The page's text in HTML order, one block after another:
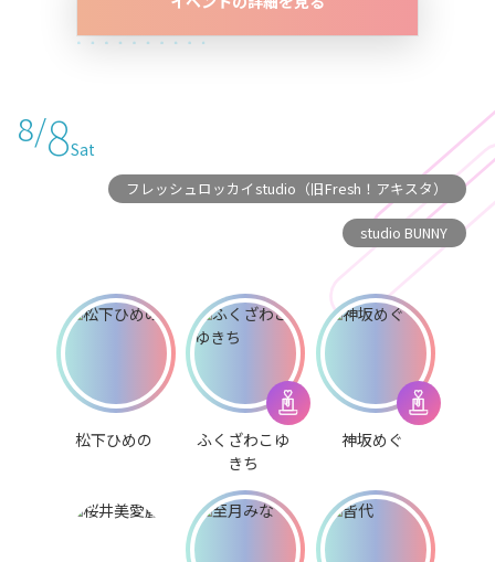
8/8Sat
フレッシュロッカイstudio（旧Fresh！アキスタ）
studio BUNNY
松下ひめの
ふくざわこゆ
きち
神坂めぐ